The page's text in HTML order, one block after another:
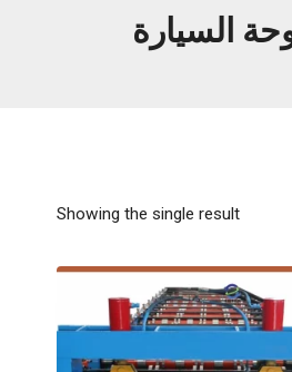
السيارة
Showing the single result